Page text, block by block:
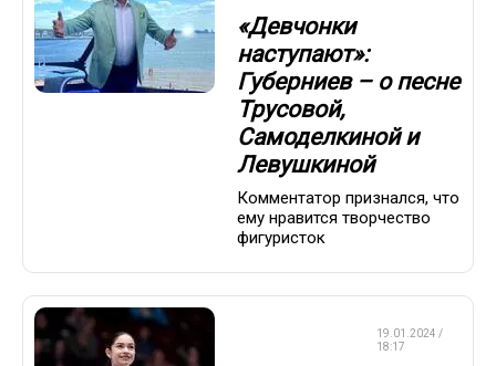
«Девчонки
наступают»:
Губерниев – о песне
Трусовой,
Самоделкиной и
Левушкиной
Комментатор признался, что
ему нравится творчество
фигуристок
19.01.2024 /
18:17